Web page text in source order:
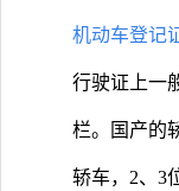
机动车登记
行驶证上一
栏。国产的
轿车，2、3